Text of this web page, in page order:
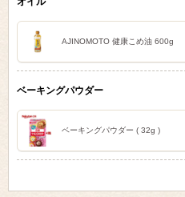
AJINOMOTO 健康こめ油 600g
ベーキングパウダー
ベーキングパウダー ( 32g )